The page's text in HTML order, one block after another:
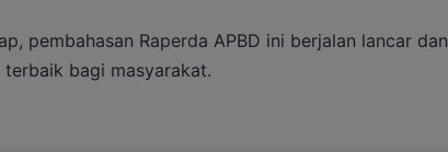
pembahasan Raperda APBD ini berjalan lancar dan
bagi masyarakat.